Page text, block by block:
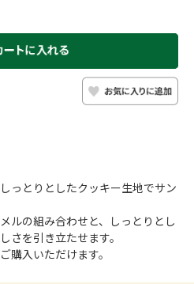
っとりとしたクッキー生地でサン
ルの組み合わせと、しっとりとし
さを引き立たせます。
購入いただけます。